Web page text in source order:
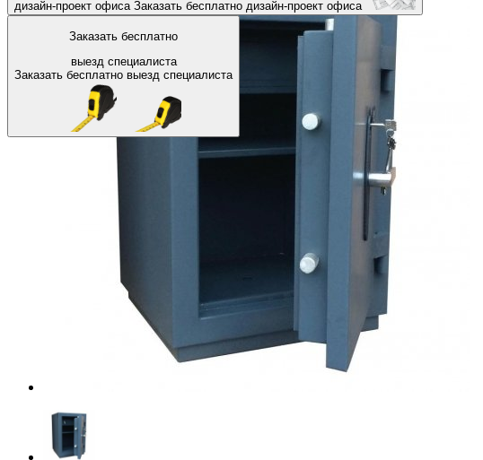
дизайн-проект офиса Заказать бесплатно дизайн-проект офиса
Заказать бесплатно
выезд специалиста
Заказать бесплатно выезд специалиста